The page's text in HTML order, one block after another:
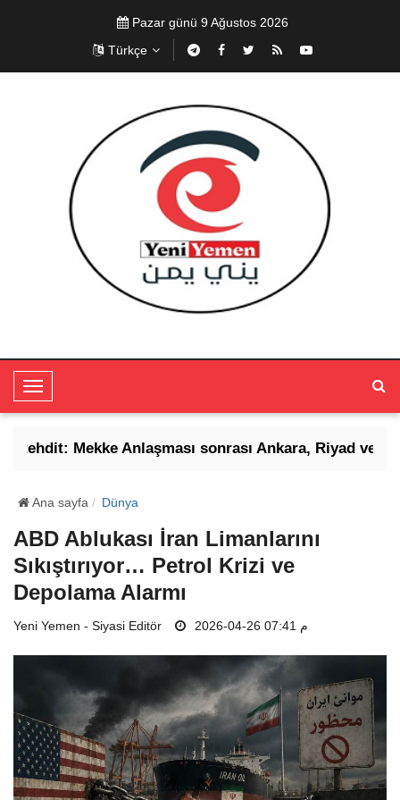
Pazar günü 9 Ağustos 2026
Türkçe
T
o
g
e
a
v
g
a
Mekke Anlaşması sonrası Ankara, Riyad ve
Ana sayfa Dünya
ABD Ablukası İran Limanlarını
Sıkıştırıyor… Petrol Krizi ve
Depolama Alarmı
Yeni Yemen - Siyasi Editör 2026-04-26 07:41 م